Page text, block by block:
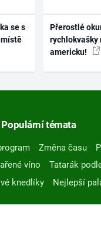
se s
místě
Přerostlé
rychlokvašky
americku!
Populární témata
Změna času
víno Tatarák
knedlíky Nejlepší